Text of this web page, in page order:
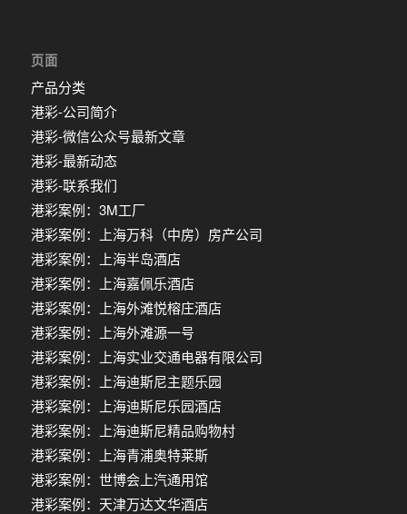
页面
产品分类
港彩-公司简介
港彩-微信公众号最新文章
港彩-最新动态
港彩-联系我们
港彩案例：3M工厂
港彩案例：上海万科（中房）房产公司
港彩案例：上海半岛酒店
港彩案例：上海嘉佩乐酒店
港彩案例：上海外滩悦榕庄酒店
港彩案例：上海外滩源一号
港彩案例：上海实业交通电器有限公司
港彩案例：上海迪斯尼主题乐园
港彩案例：上海迪斯尼乐园酒店
港彩案例：上海迪斯尼精品购物村
港彩案例：上海青浦奥特莱斯
港彩案例：世博会上汽通用馆
港彩案例：天津万达文华酒店